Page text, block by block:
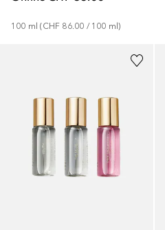
100 ml (CHF 86.00 / 100 ml)